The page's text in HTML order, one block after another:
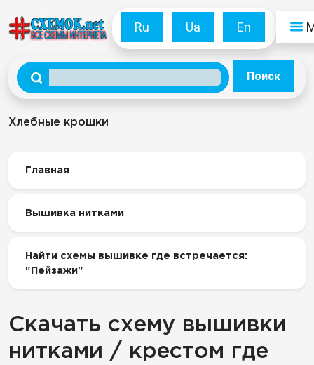
Ru Ua En
Поиск
Хлебные крошки
Главная
Вышивка нитками
Найти схемы вышивке где встречается:
"Пейзажи"
Скачать схему вышивки
нитками / крестом где